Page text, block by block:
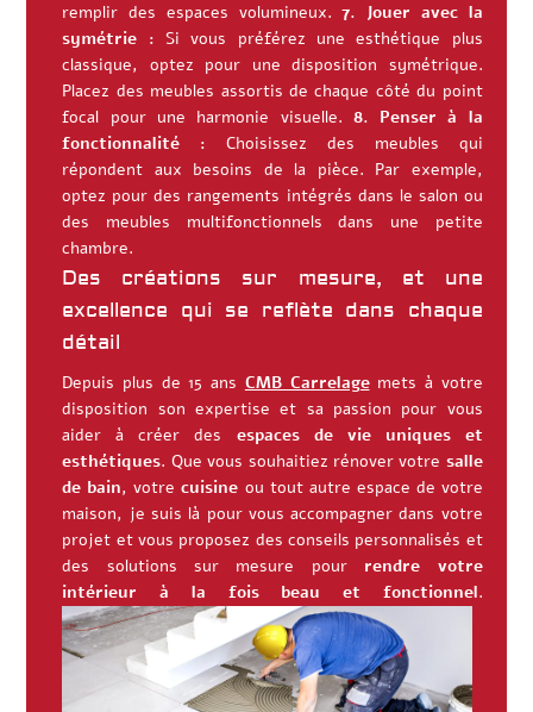
remplir des espaces volumineux.7. Jouer avec la
symétrie : Si vous préférez une esthétique plus
classique, optez pour une disposition symétrique.
Placez des meubles assortis de chaque côté du point
focal pour une harmonie visuelle. 8. Penser à la
fonctionnalité : Choisissez des meubles qui
répondent aux besoins de la pièce. Par exemple,
optez pour des rangements intégrés dans le salon ou
des meubles multifonctionnels dans une petite
chambre.
Des créations sur mesure, et une
excellence qui se reflète dans chaque
détail
Depuis plus de 15 ans CMB Carrelagemets à votre
disposition son expertise et sa passion pour vous
aider à créer des espaces de vie uniques et
esthétiques. Que vous souhaitiez rénover votre salle
de bain, votrecuisine ou tout autre espace de votre
maison, je suis là pour vous accompagner dans votre
projet et vous proposez des conseils personnalisés et
des solutions sur mesure pour rendre votre
intérieur à la fois beau et fonctionnel.